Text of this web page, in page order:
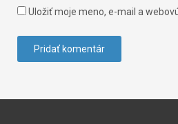
Uložiť moje meno, e-mail a